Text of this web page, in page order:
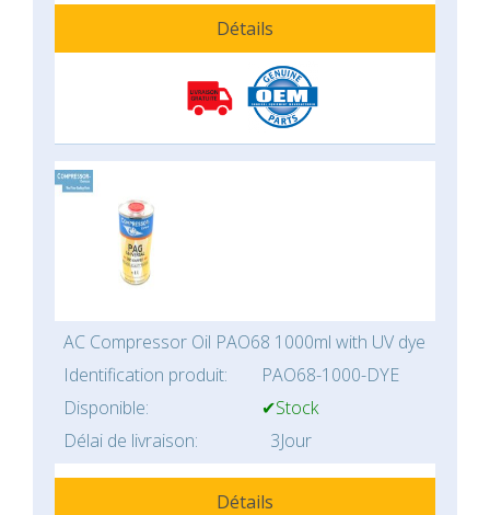
Détails
AC Compressor Oil PAO68 1000ml with UV dye
Identification produit:
PAO68-1000-DYE
Disponible:
✔Stock
Délai de livraison:
3Jour
Détails